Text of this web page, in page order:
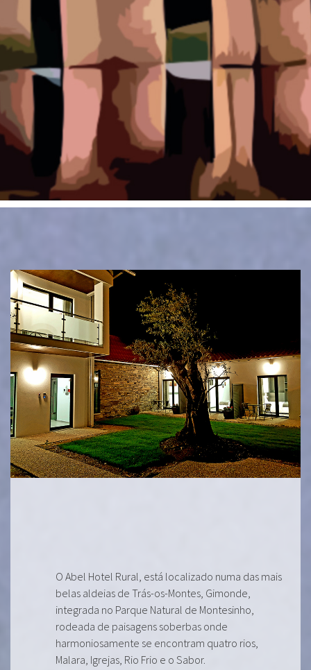
O Abel Hotel Rural, está localizado numa das mais
belas aldeias de Trás-os-Montes, Gimonde,
integrada no Parque Natural de Montesinho,
rodeada de paisagens soberbas onde
harmoniosamente se encontram quatro rios,
Malara, Igrejas, Rio Frio e o Sabor.